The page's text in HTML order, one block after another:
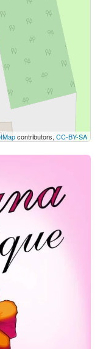
la carte.
contributors, CC-BY-SA